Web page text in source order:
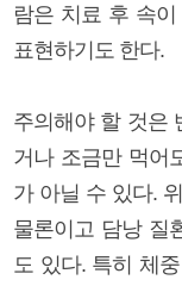
람은 치료 후 속이
표현하기도 한다.
주의해야 할 것은
거나 조금만 먹어
가 아닐 수 있다.
물론이고 담낭 질
도 있다. 특히 체